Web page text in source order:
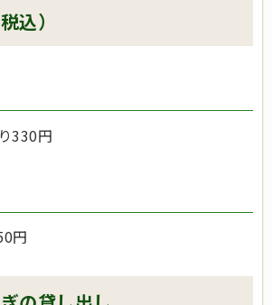
込）
330円
円